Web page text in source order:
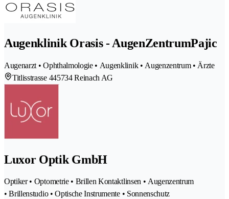
Augenklinik Orasis - AugenZentrumPajic
Augenarzt • Ophthalmologie • Augenklinik • Augenzentrum • Ärzte
Titlisstrasse 445734 Reinach AG
Luxor Optik GmbH
Optiker • Optometrie • Brillen Kontaktlinsen • Augenzentrum
• Brillenstudio • Optische Instrumente • Sonnenschutz